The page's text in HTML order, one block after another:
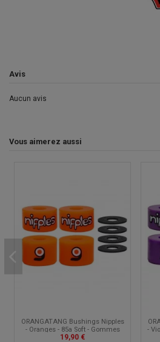
Avis
Aucun avis
Vous aimerez aussi
ORANGATANG Bushings Nipples
- Oranges - 85a Soft - Gommes
19,90 €
-